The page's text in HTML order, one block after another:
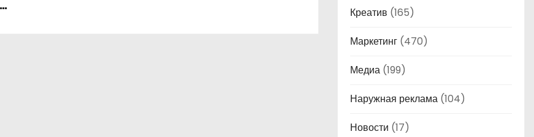
Креатив (165)
Маркетинг (470)
Медиа (199)
Наружная реклама (104)
Новости (17)